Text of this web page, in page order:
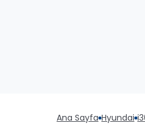
Ana Sayfa Hyundai